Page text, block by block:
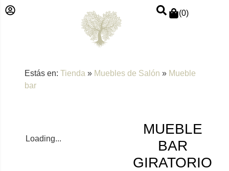
(0)
Estás en: Tienda » Muebles de Salón » Mueble
bar
Loading...
MUEBLE
BAR
GIRATORIO